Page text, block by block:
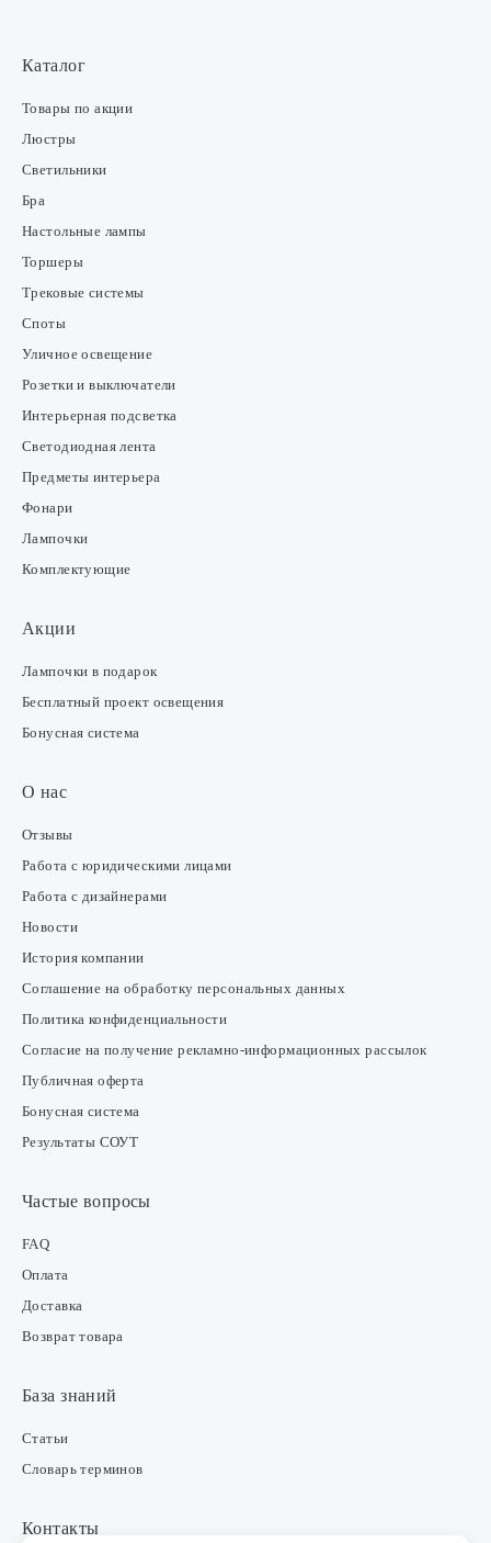
Каталог
Товары по акции
Люстры
Светильники
Бра
Настольные лампы
Торшеры
Трековые системы
Споты
Уличное освещение
Розетки и выключатели
Интерьерная подсветка
Светодиодная лента
Предметы интерьера
Фонари
Лампочки
Комплектующие
Акции
Лампочки в подарок
Бесплатный проект освещения
Бонусная система
О нас
Отзывы
Работа с юридическими лицами
Работа с дизайнерами
Новости
История компании
Соглашение на обработку персональных данных
Политика конфиденциальности
Согласие на получение рекламно-информационных рассылок
Публичная оферта
Бонусная система
Результаты СОУТ
Частые вопросы
FAQ
Оплата
Доставка
Возврат товара
База знаний
Статьи
Словарь терминов
Контакты